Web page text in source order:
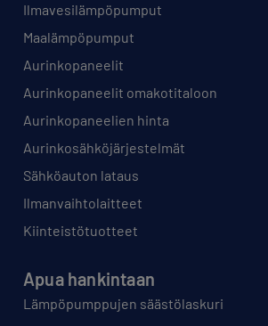
Ilmavesilämpöpumput
Maalämpöpumput
Aurinkopaneelit
Aurinkopaneelit omakotitaloon
Aurinkopaneelien hinta
Aurinkosähköjärjestelmät
Sähköauton lataus
Ilmanvaihtolaitteet
Kiinteistötuotteet
Apua hankintaan
Lämpöpumppujen säästölaskuri